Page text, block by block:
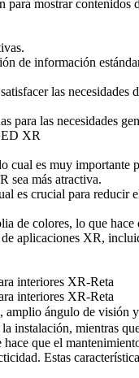
mostrar contenidos
de información
las
para las necesidades
es muy
sea más atractiva.
es crucial para
de colores, lo que
aplicaciones XR,
ángulo de
mientras
que el
Estas